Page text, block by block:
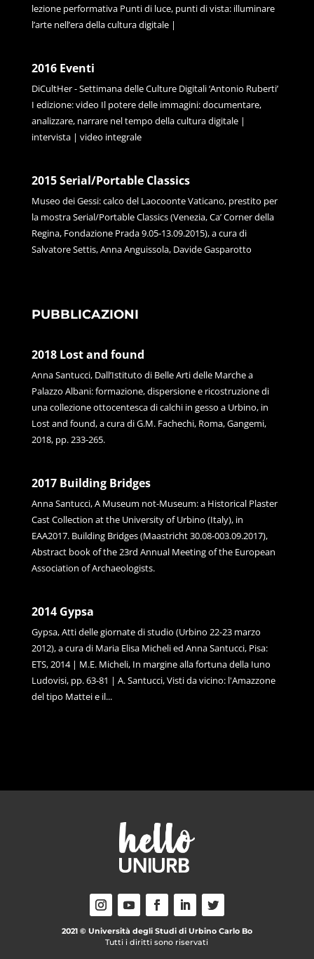
lezione performativa Punti di luce, punti di vista: illuminare
l’arte nell’era della cultura digitale |
2016 Eventi
DiCultHer - Settimana delle Culture Digitali ‘Antonio Ruberti’
I edizione: video Il potere delle immagini: documentare,
analizzare, narrare nel tempo della cultura digitale |
intervista | video integrale
2015 Serial/Portable Classics
Museo dei Gessi: calco del Laocoonte Vaticano, prestito per
la mostra Serial/Portable Classics (Venezia, Ca’ Corner della
Regina, Fondazione Prada 9.05-13.09.2015), a cura di
Salvatore Settis, Anna Anguissola, Davide Gasparotto
PUBBLICAZIONI
2018 Lost and found
Anna Santucci, Dall’Istituto di Belle Arti delle Marche a
Palazzo Albani: formazione, dispersione e ricostruzione di
una collezione ottocentesca di calchi in gesso a Urbino, in
Lost and found, a cura di G.M. Fachechi, Roma, Gangemi,
2018, pp. 233-265.
2017 Building Bridges
Anna Santucci, A Museum not-Museum: a Historical Plaster
Cast Collection at the University of Urbino (Italy), in
EAA2017. Building Bridges (Maastricht 30.08-003.09.2017),
Abstract book of the 23rd Annual Meeting of the European
Association of Archaeologists.
2014 Gypsa
Gypsa, Atti delle giornate di studio (Urbino 22-23 marzo
2012), a cura di Maria Elisa Micheli ed Anna Santucci, Pisa:
ETS, 2014 | M.E. Micheli, In margine alla fortuna della Iuno
Ludovisi, pp. 63-81 | A. Santucci, Visti da vicino: l'Amazzone
del tipo Mattei e il...
2021 © Università degli Studi di Urbino Carlo Bo
Tutti i diritti sono riservati